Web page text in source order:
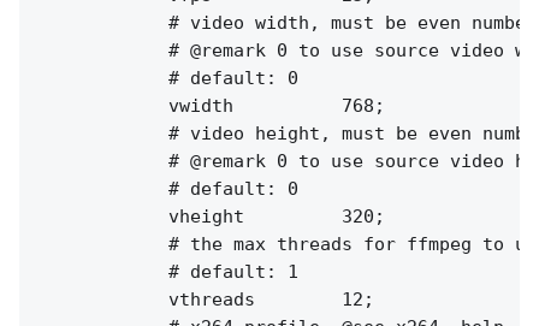
# video width, must be even
# @remark 0 to use source video
            # default: 0
            vwidth          768;
# video height, must be even
# @remark 0 to use source video
            # default: 0
            vheight         320;
# the max threads for ffmpeg to
            # default: 1
            vthreads        12;